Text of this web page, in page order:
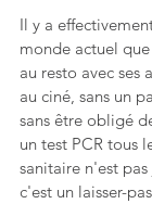
Il y a
monde actuel
au resto avec ses
au ciné, sans un
sans être obligé
un test PCR tous
sanitaire n'est
c'est un laisser-